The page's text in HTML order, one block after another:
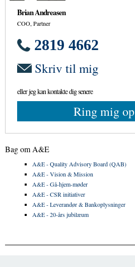
Brian Andreasen
COO, Partner
2819 4662
Skriv til mig
eller jeg kan kontakte dig senere
Ring mig op
Bag om A&E
A&E - Quality Advisory Board (QAB)
A&E - Vision & Mission
A&E - Gå-hjem-møder
A&E - CSR initiativer
A&E - Leverandør & Bankoplysninger
A&E - 20-års jubilæum